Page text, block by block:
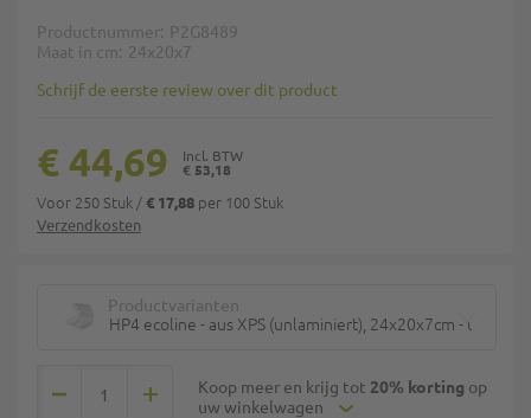
Productnummer P2G8489
Maat in cm
24x20x7
Schrijf de eerste review over dit product
Verzendkosten
€ 53,18
€ 44,69
Voor 250 Stuk /€ 17,88 per 100 Stuk
Productvarianten
HP4 ecoline - aus XPS (unlaminiert), 24x20x7cm -
Koop meer en krijg tot 20% korting op
uw winkelwagen